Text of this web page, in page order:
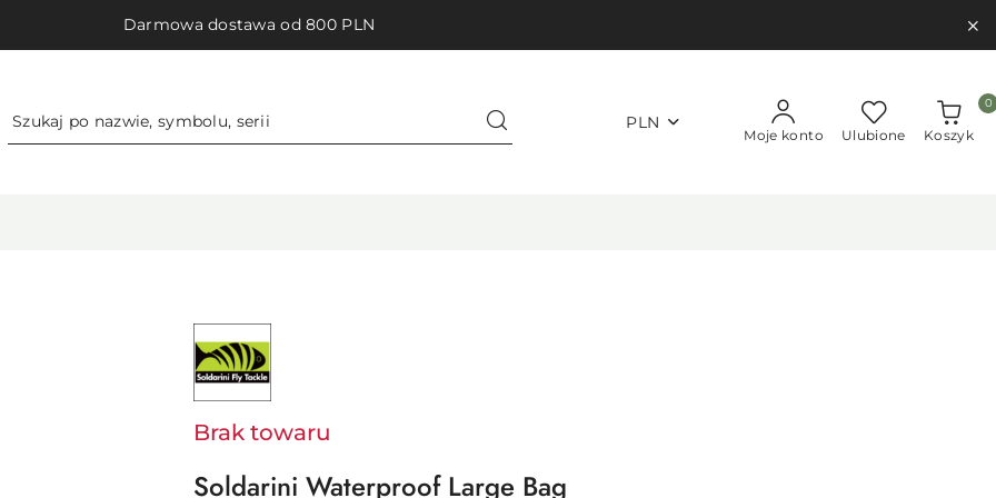
Darmowa dostawa od 800 PLN
PLN
Moje konto Ulubione Koszyk
0
NAZWA
PRODUCENTA:
SOLDARINI
Brak towaru
Soldarini Waterproof Large Bag